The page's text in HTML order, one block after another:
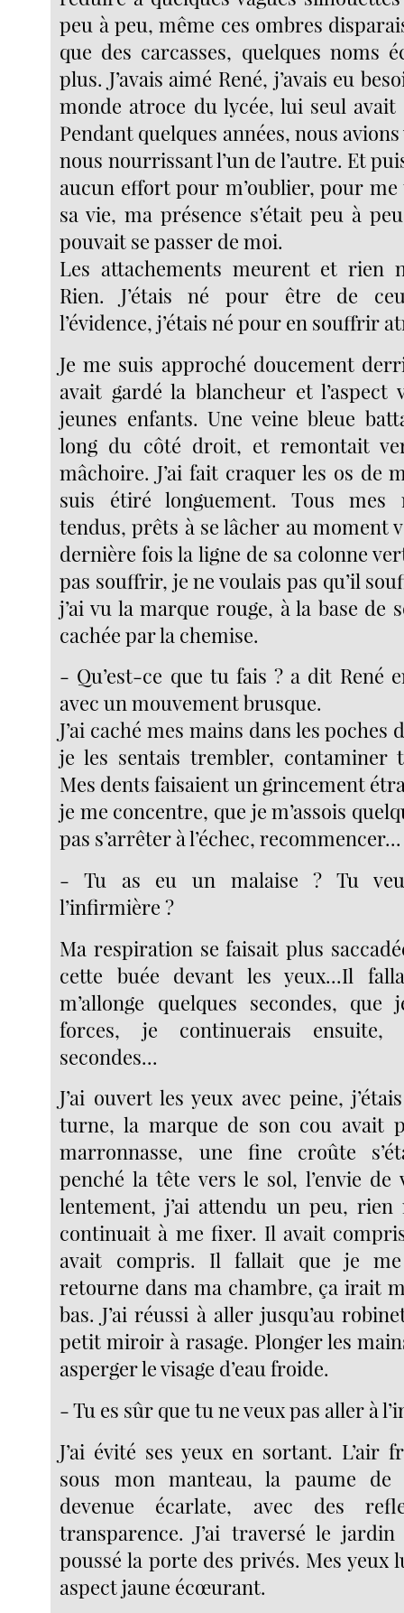
peu à peu, même ces ombres
que des carcasses, quelques noms
plus. J’avais aimé René, j’avais eu
monde atroce du lycée, lui seul
Pendant quelques années, nous
nous nourrissant l’un de l’autre. Et
aucun effort pour m’oublier, pour me
sa vie, ma présence s’était peu à
pouvait se passer de moi.
Les attachements meurent et rien
Rien. J’étais né pour être de
l’évidence, j’étais né pour en souffrir
Je me suis approché doucement
avait gardé la blancheur et l’aspect
jeunes enfants. Une veine bleue
long du côté droit, et remontait
mâchoire. J’ai fait craquer les os de
suis étiré longuement. Tous mes
tendus, prêts à se lâcher au moment
dernière fois la ligne de sa colonne
pas souffrir, je ne voulais pas qu’il
j’ai vu la marque rouge, à la base de
cachée par la chemise.
- Qu’est-ce que tu fais ? a dit René
avec un mouvement brusque.
J’ai caché mes mains dans les poches
je les sentais trembler, contaminer
Mes dents faisaient un grincement
je me concentre, que je m’assois
pas s’arrêter à l’échec, recommencer...
- Tu as eu un malaise ? Tu
l’infirmière ?
Ma respiration se faisait plus
cette buée devant les yeux...Il
m’allonge quelques secondes,
forces, je continuerais ensuite,
secondes...
J’ai ouvert les yeux avec peine,
turne, la marque de son cou avait
marronnasse, une fine croûte
penché la tête vers le sol, l’envie
lentement, j’ai attendu un peu, rien
continuait à me fixer. Il avait
avait compris. Il fallait que je
retourne dans ma chambre, ça irait
bas. J’ai réussi à aller jusqu’au
petit miroir à rasage. Plonger les
asperger le visage d’eau froide.
- Tu es sûr que tu ne veux pas aller à
J’ai évité ses yeux en sortant. L’air
sous mon manteau, la paume de
devenue écarlate, avec des
transparence. J’ai traversé le
poussé la porte des privés. Mes yeux
aspect jaune écœurant.